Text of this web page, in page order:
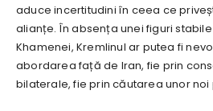
aduce incertitudini în ceea ce
alianțe. În absența unei figuri
Khamenei, Kremlinul ar putea fi
abordarea față de Iran, fie prin
bilaterale, fie prin căutarea unor